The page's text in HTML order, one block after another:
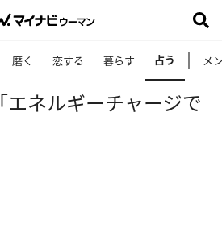
磨く 恋する 暮らす 占う メ
エネルギーチャージで